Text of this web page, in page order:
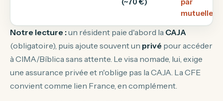
mutuelle)
Notre lecture :un résident paie d'abord la CAJA
(obligatoire), puis ajoute souvent un privé pour accéder
à CIMA/Bíblica sans attente. Le visa nomade, lui, exige
une assurance privée et n'oblige pas la CAJA. La CFE
convient comme lien France, en complément.